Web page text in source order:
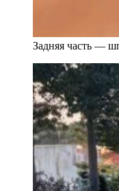
Задняя часть —